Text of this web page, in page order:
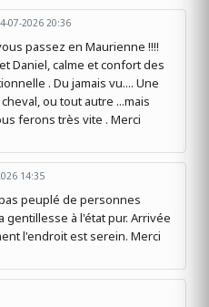
07-2026 20:36
passez en Maurienne !!!!
Daniel, calme et confort des
. Du jamais vu.... Une
ou tout autre ...mais
ferons très vite . Merci
14:35
peuplé de personnes
gentillesse à l'état pur. Arrivée
l'endroit est serein. Merci